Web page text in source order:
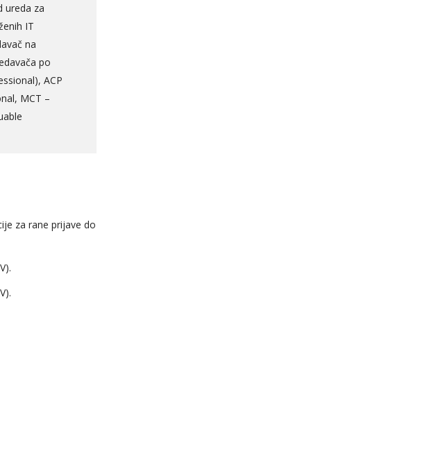
ureda za
IT
na
po
ACP
MCT –
za rane prijave do